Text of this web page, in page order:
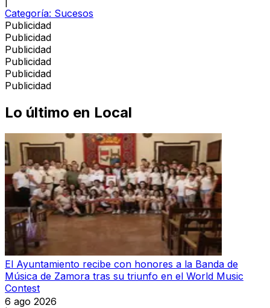
Categoría: Sucesos
Publicidad
Publicidad
Publicidad
Publicidad
Publicidad
Publicidad
Lo último en Local
El Ayuntamiento recibe con honores a la Banda de
Música de Zamora tras su triunfo en el World Music
Contest
6 ago 2026